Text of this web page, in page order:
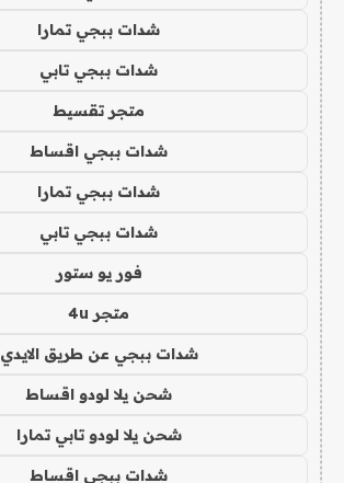
شدات ببجي تمارا
شدات ببجي تابي
متجر تقسيط
شدات ببجي اقساط
شدات ببجي تمارا
شدات ببجي تابي
فور يو ستور
متجر 4u
شدات ببجي عن طريق الايدي
شحن يلا لودو اقساط
شحن يلا لودو تابي تمارا
شدات ببجي اقساط